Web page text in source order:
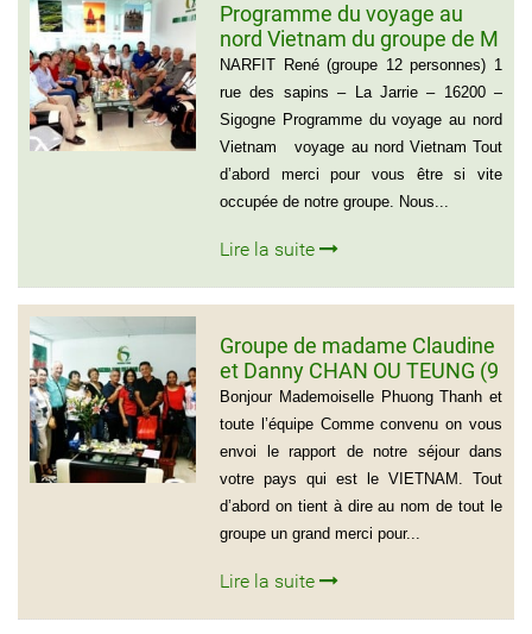
Programme du voyage au
nord Vietnam du groupe de M
NARFIT RENÉ(12
PERSONNES)
NARFIT René (groupe 12 personnes) 1
rue des sapins – La Jarrie – 16200 –
Sigogne Programme du voyage au nord
Vietnam voyage au nord Vietnam Tout
d’abord merci pour vous être si vite
occupée de notre groupe. Nous...
Lire la suite
Groupe de madame Claudine
et Danny CHAN OU TEUNG (9
personnes)
Bonjour Mademoiselle Phuong Thanh et
toute l’équipe Comme convenu on vous
envoi le rapport de notre séjour dans
votre pays qui est le VIETNAM. Tout
d’abord on tient à dire au nom de tout le
groupe un grand merci pour...
Lire la suite